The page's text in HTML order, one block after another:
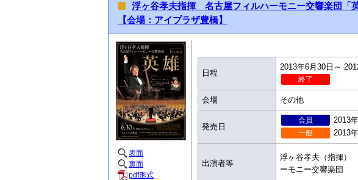
浮ヶ谷孝夫指揮 名古屋フィルハーモニー交響楽団「英
【会場：アイプラザ豊橋】
表面
裏面
pdf形式
日程
2013年6月30日～
終了
会場 その他
発売日
会員 2013
一般 2013
出演者等
浮ヶ谷孝夫（指揮）
ーモニー交響楽団